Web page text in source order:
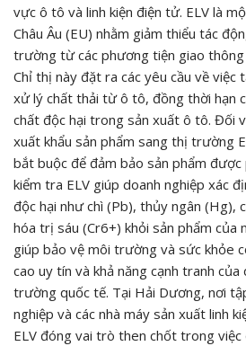
vực ô tô và linh kiện điện tử. ELV là
Châu Âu (EU) nhằm giảm thiểu tác
trường từ các phương tiện giao
Chỉ thị này đặt ra các yêu cầu về việc
xử lý chất thải từ ô tô, đồng thời hạn
chất độc hại trong sản xuất ô tô. Đối
xuất khẩu sản phẩm sang thị trường
bắt buộc để đảm bảo sản phẩm được
kiểm tra ELV giúp doanh nghiệp xác
độc hại như chì (Pb), thủy ngân (Hg),
hóa trị sáu (Cr6+) khỏi sản phẩm của
giúp bảo vệ môi trường và sức khỏe
cao uy tín và khả năng cạnh tranh
trường quốc tế. Tại Hải Dương, nơi
nghiệp và các nhà máy sản xuất linh
ELV đóng vai trò then chốt trong